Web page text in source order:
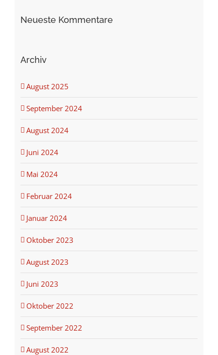
Neueste Kommentare
Archiv
August 2025
September 2024
August 2024
Juni 2024
Mai 2024
Februar 2024
Januar 2024
Oktober 2023
August 2023
Juni 2023
Oktober 2022
September 2022
August 2022